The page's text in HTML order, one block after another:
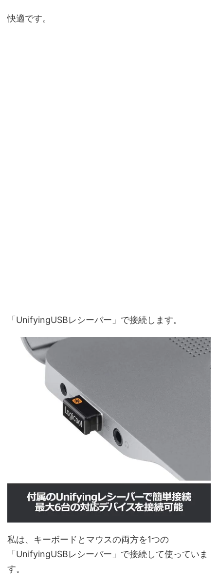
快適です。
「UnifyingUSBレシーバー」で接続します。
私は、キーボードとマウスの両方を1つの
「UnifyingUSBレシーバー」で接続して使っていま
す。